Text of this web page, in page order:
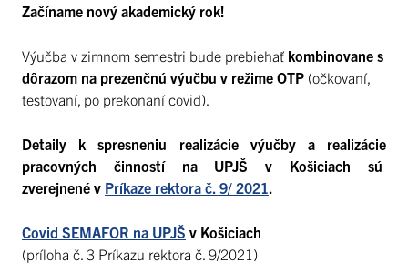
Začíname nový akademický rok!
Výučba v zimnom semestri bude prebiehať kombinovane s
dôrazom na prezenčnú výučbu v režime OTP (očkovaní,
testovaní, po prekonaní covid).
Detaily k spresneniu realizácie výučby a realizácie
pracovných činností na UPJŠ v Košiciach sú
zverejnené v Príkaze rektora č. 9/ 2021 .
Covid SEMAFOR na UPJŠ v Košiciach
(príloha č. 3 Príkazu rektora č. 9/2021)